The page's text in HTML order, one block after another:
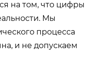
на том, что цифры
Мы
процесса
и не допускаем